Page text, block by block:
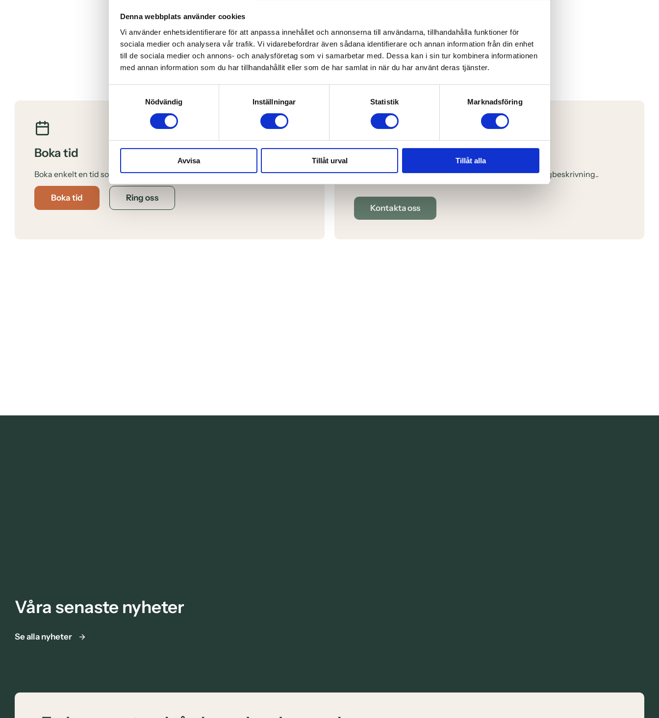
Denna webbplats använder cookies
Vi använder enhetsidentifierare för att anpassa innehållet och annonserna till användarna, tillhandahålla funktioner för
sociala medier och analysera vår trafik. Vi vidarebefordrar även sådana identifierare och annan information från din enhet
till de sociala medier och annons- och analysföretag som vi samarbetar med. Dessa kan i sin tur kombinera informationen
med annan information som du har tillhandahållit eller som de har samlat in när du har använt deras tjänster.
Nödvändig
Inställningar Statistik Marknadsföring
Avvisa Tillåt urval Tillåt alla
Boka tid
Boka enkelt en tid som passar dig online.
Boka tid Ring oss
Kontakta oss
Här hittar du våra kontaktuppgifter, öppettider och vägbeskrivning..
Kontakta oss
Våra senaste nyheter
Se alla nyheter